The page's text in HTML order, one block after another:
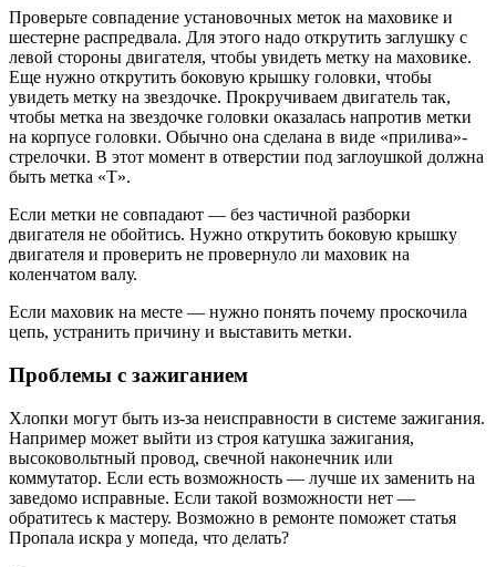
Проверьте совпадение установочных меток на маховике и
шестерне распредвала. Для этого надо открутить заглушку с
левой стороны двигателя, чтобы увидеть метку на маховике.
Еще нужно открутить боковую крышку головки, чтобы
увидеть метку на звездочке. Прокручиваем двигатель так,
чтобы метка на звездочке головки оказалась напротив метки
на корпусе головки. Обычно она сделана в виде «прилива»-
стрелочки. В этот момент в отверстии под заглоушкой должна
быть метка «T».
Если метки не совпадают — без частичной разборки
двигателя не обойтись. Нужно открутить боковую крышку
двигателя и проверить не провернуло ли маховик на
коленчатом валу.
Если маховик на месте — нужно понять почему проскочила
цепь, устранить причину и выставить метки.
Проблемы с зажиганием
Хлопки могут быть из-за неисправности в системе зажигания.
Например может выйти из строя катушка зажигания,
высоковольтный провод, свечной наконечник или
коммутатор. Если есть возможность — лучше их заменить на
заведомо исправные. Если такой возможности нет —
обратитесь к мастеру. Возможно в ремонте поможет статья
Пропала искра у мопеда, что делать?